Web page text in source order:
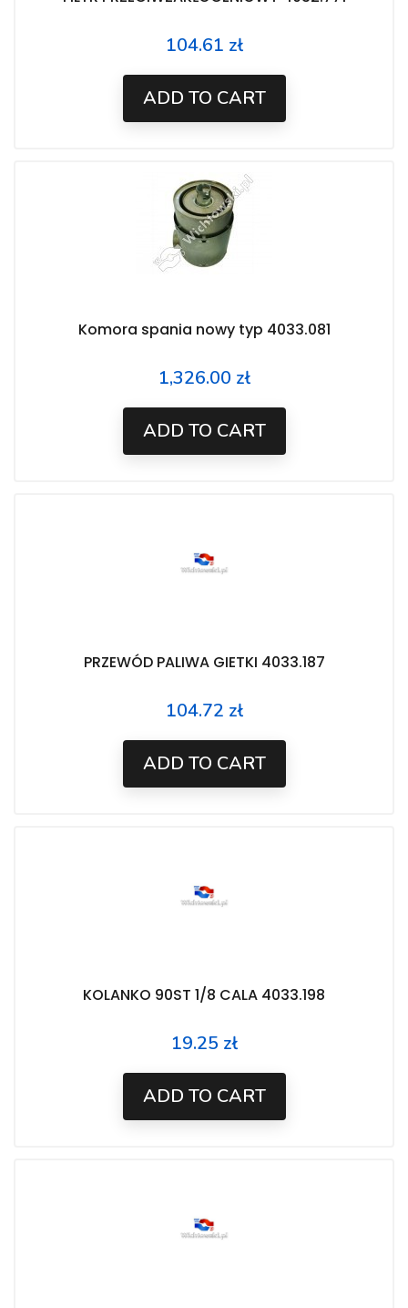
Price
104.61 zł
ADD TO CART
Komora spania nowy typ 4033.081
Price
1,326.00 zł
ADD TO CART
PRZEWÓD PALIWA GIETKI 4033.187
Price
104.72 zł
ADD TO CART
KOLANKO 90ST 1/8 CALA 4033.198
Price
19.25 zł
ADD TO CART